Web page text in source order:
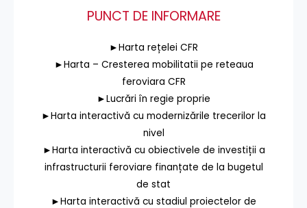
PUNCT DE INFORMARE
►Harta rețelei CFR
►Harta – Cresterea mobilitatii pe reteaua
feroviara CFR
►Lucrări în regie proprie
►Harta interactivă cu modernizările trecerilor la
nivel
►Harta interactivă cu obiectivele de investiții a
infrastructurii feroviare finanțate de la bugetul
de stat
►Harta interactivă cu stadiul proiectelor de